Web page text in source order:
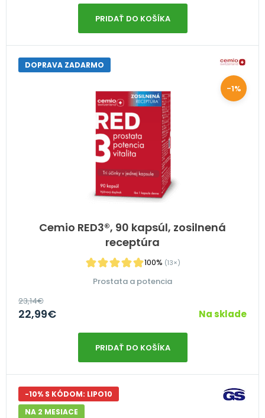
PRIDAŤ DO KOŠÍKA
Cemio RED3®, 90 kapsúl, zosilnená
receptúra
100% (13×)
DOPRAVA ZADARMO
Prostata a potencia
-1%
23,14€
22,99€ Na sklade
PRIDAŤ DO KOŠÍKA
-10% S KÓDOM: LIPO10
NA 2 MESIACE